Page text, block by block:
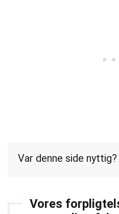
Var denne side nyttig?
Vores